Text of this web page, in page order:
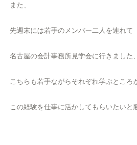
また、
先週末には若手のメンバー二人を連れて
名古屋の会計事務所見学会に行きました、
こちらも若手ながらそれぞれ学ぶところ
この経験を仕事に活かしてもらいたいと